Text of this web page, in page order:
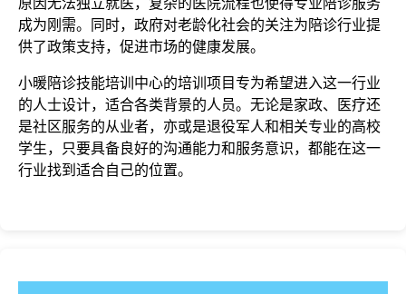
成为刚需。同时，政府对老龄化社会的关注为陪诊行业提
供了政策支持，促进市场的健康发展。
小暖陪诊技能培训中心的培训项目专为希望进入这一行业
的人士设计，适合各类背景的人员。无论是家政、医疗还
是社区服务的从业者，亦或是退役军人和相关专业的高校
学生，只要具备良好的沟通能力和服务意识，都能在这一
行业找到适合自己的位置。